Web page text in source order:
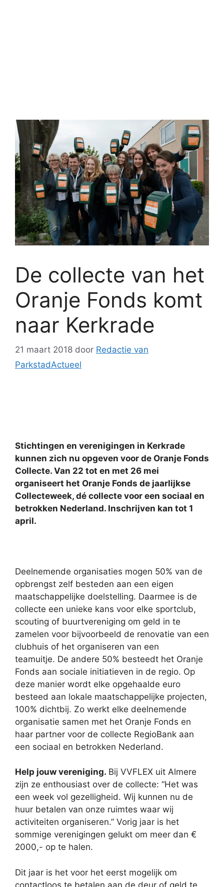
De collecte van het
Oranje Fonds komt
naar Kerkrade
21 maart 2018 door Redactie van
ParkstadActueel
Stichtingen en verenigingen in Kerkrade
kunnen zich nu opgeven voor de Oranje Fonds
Collecte. Van 22 tot en met 26 mei
organiseert het Oranje Fonds de jaarlijkse
Collecteweek, dé collecte voor een sociaal en
betrokken Nederland. Inschrijven kan tot 1
april.
Deelnemende organisaties mogen 50% van de
opbrengst zelf besteden aan een eigen
maatschappelijke doelstelling. Daarmee is de
collecte een unieke kans voor elke sportclub,
scouting of buurtvereniging om geld in te
zamelen voor bijvoorbeeld de renovatie van een
clubhuis of het organiseren van een
teamuitje. De andere 50% besteedt het Oranje
Fonds aan sociale initiatieven in de regio. Op
deze manier wordt elke opgehaalde euro
besteed aan lokale maatschappelijke projecten,
100% dichtbij. Zo werkt elke deelnemende
organisatie samen met het Oranje Fonds en
haar partner voor de collecte RegioBank aan
een sociaal en betrokken Nederland.
Help jouw vereniging. Bij VVFLEX uit Almere
zijn ze enthousiast over de collecte: “Het was
een week vol gezelligheid. Wij kunnen nu de
huur betalen van onze ruimtes waar wij
activiteiten organiseren.” Vorig jaar is het
sommige verenigingen gelukt om meer dan €
2000,- op te halen.
Dit jaar is het voor het eerst mogelijk om
contactloos te betalen aan de deur of geld te